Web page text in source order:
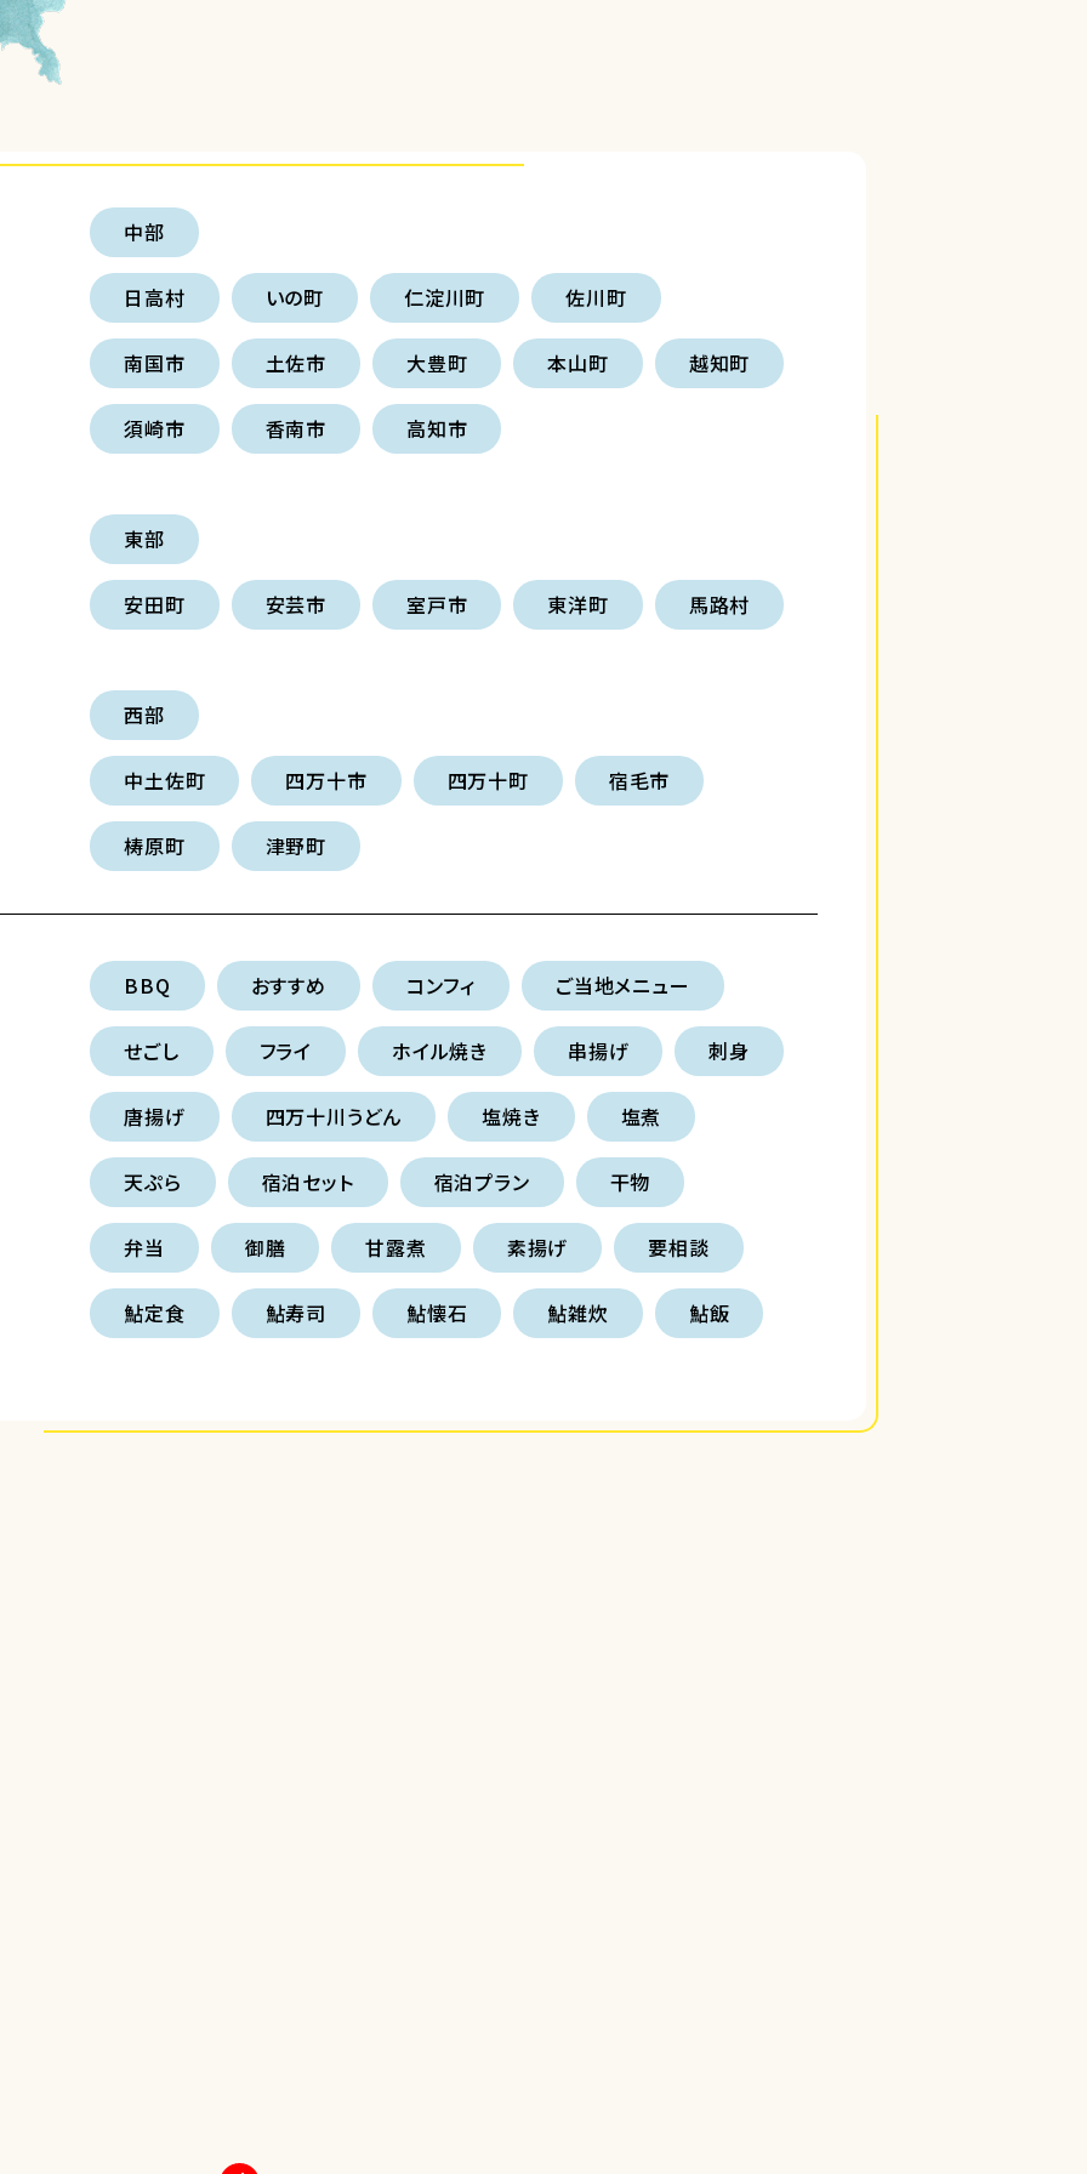
中部
日高村 いの町 仁淀川町 佐川町
南国市 土佐市 大豊町 本山町 越知町
須崎市 香南市 高知市
東部
安田町 安芸市 室戸市 東洋町 馬路村
西部
中土佐町 四万十市 四万十町 宿毛市
梼原町 津野町
BBQ おすすめ コンフィ ご当地メニュー
せごし フライ ホイル焼き 串揚げ 刺身
唐揚げ 四万十川うどん 塩焼き 塩煮
天ぷら 宿泊セット 宿泊プラン 干物
弁当 御膳 甘露煮 素揚げ 要相談
鮎定食 鮎寿司 鮎懐石 鮎雑炊 鮎飯